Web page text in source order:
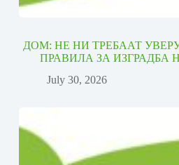
ДОМ: НЕ НИ ТРЕБААТ
ПРАВИЛА ЗА ИЗГРАДБА
July 30, 2026